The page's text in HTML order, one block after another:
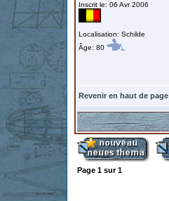
Inscrit le: 06 Avr 2006
Localisation: Schilde
Âge: 80
Revenir en haut de page
Page 1 sur1